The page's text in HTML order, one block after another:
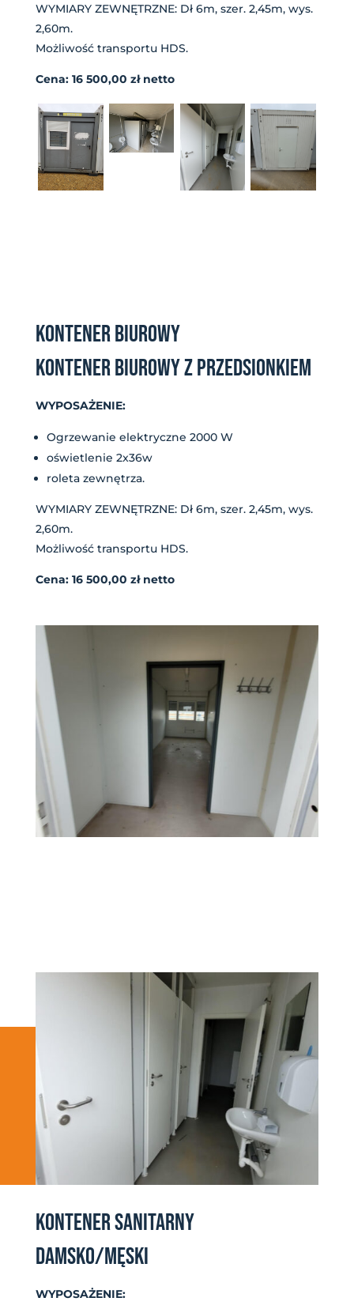
WYMIARY ZEWNĘTRZNE: Dł 6m, szer. 2,45m, wys.
2,60m.
Możliwość transportu HDS.
Cena: 16 500,00 zł netto
KONTENER BIUROWY
KONTENER BIUROWY Z PRZEDSIONKIEM
WYPOSAŻENIE:
Ogrzewanie elektryczne 2000 W
oświetlenie 2x36w
roleta zewnętrza.
WYMIARY ZEWNĘTRZNE: Dł 6m, szer. 2,45m, wys.
2,60m.
Możliwość transportu HDS.
Cena: 16 500,00 zł netto
KONTENER SANITARNY
DAMSKO/MĘSKI
WYPOSAŻENIE: